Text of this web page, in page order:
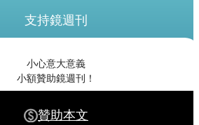
支持鏡週刊
小心意大意義
小額贊助鏡週刊！
贊助本文